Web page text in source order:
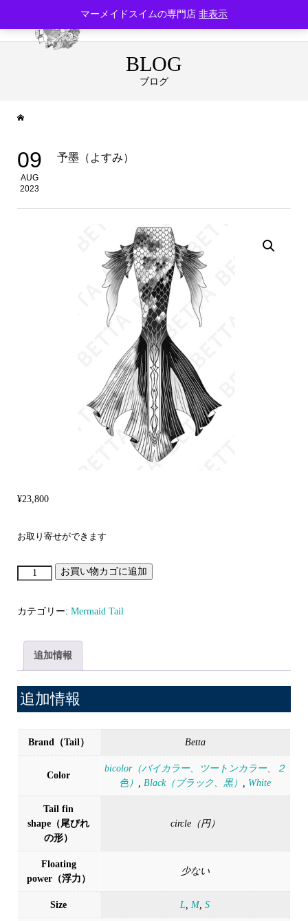
BLOG
ブログ
09
AUG
2023
予墨（よすみ）
¥23,800
お取り寄せができます
（よ
み）
個
お買い物カゴに追加
カテゴリー: Mermaid Tail
追加情報
追加情報
Brand（Tail） Betta
Color
bicolor（バイカラー、ツートンカラー、２
色） ,Black（ブラック、黒） , White
Tail fin
shape（尾びれ
の形）
circle（円）
Floating
power（浮力）
少ない
Size L,M,S
マーメイドスイムの専門店 非表示